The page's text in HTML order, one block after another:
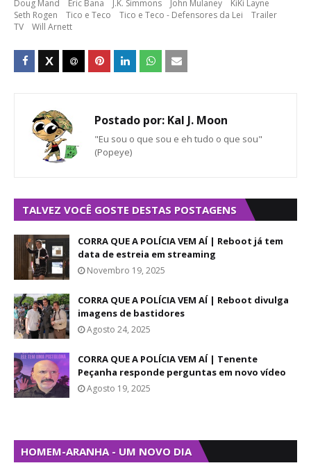
Doug Mand Eric Bana J.K. Simmons John Mulaney
KiKi Layne
Seth Rogen
Tico e Teco Tico e Teco - Defensores da Lei
Trailer
TV
Will Arnett
Postado por: Kal J. Moon
"Eu sou o que sou e eh tudo o que sou"
(Popeye)
TALVEZ VOCÊ GOSTE DESTAS POSTAGENS
CORRA QUE A POLÍCIA VEM AÍ | Reboot já tem
data de estreia em streaming
Novembro 19, 2025
CORRA QUE A POLÍCIA VEM AÍ | Reboot divulga
imagens de bastidores
Agosto 24, 2025
CORRA QUE A POLÍCIA VEM AÍ | Tenente
Peçanha responde perguntas em novo vídeo
Agosto 19, 2025
HOMEM-ARANHA - UM NOVO DIA